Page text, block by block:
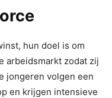
hun doel is om
arbeidsmarkt zodat zij
jongeren volgen een
en krijgen intensieve